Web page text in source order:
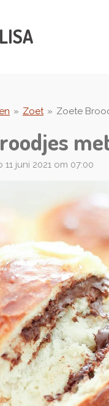
» Zoet » Zoete
juni 2021 om 07:00